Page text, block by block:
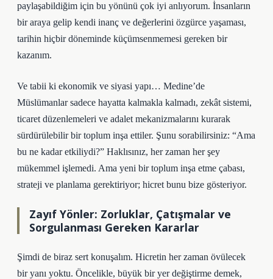
paylaşabildiğim için bu yönünü çok iyi anlıyorum. İnsanların
bir araya gelip kendi inanç ve değerlerini özgürce yaşaması,
tarihin hiçbir döneminde küçümsenmemesi gereken bir
kazanım.
Ve tabii ki ekonomik ve siyasi yapı… Medine’de
Müslümanlar sadece hayatta kalmakla kalmadı, zekât sistemi,
ticaret düzenlemeleri ve adalet mekanizmalarını kurarak
sürdürülebilir bir toplum inşa ettiler. Şunu sorabilirsiniz: “Ama
bu ne kadar etkiliydi?” Haklısınız, her zaman her şey
mükemmel işlemedi. Ama yeni bir toplum inşa etme çabası,
strateji ve planlama gerektiriyor; hicret bunu bize gösteriyor.
Zayıf Yönler: Zorluklar, Çatışmalar ve
Sorgulanması Gereken Kararlar
Şimdi de biraz sert konuşalım. Hicretin her zaman övülecek
bir yanı yoktu. Öncelikle, büyük bir yer değiştirme demek,